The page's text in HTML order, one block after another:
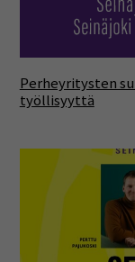
Perheyritysten
työllisyyttä